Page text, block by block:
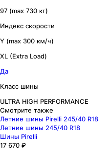
97 (max 730 кг)
Индекс скорости
Y (max 300 км/ч)
XL (Extra Load)
Да
Класс шины
ULTRA HIGH PERFORMANCE
Смотрите также
Летние шины Pirelli 245/40 R18
Летние шины 245/40 R18
Шины Pirelli
17 670 ₽